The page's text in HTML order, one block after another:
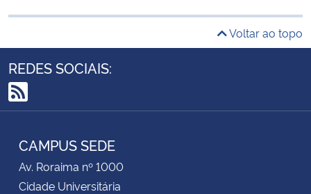
Voltar ao topo
REDES SOCIAIS:
RSS
CAMPUS SEDE
Av. Roraima nº 1000
Cidade Universitária